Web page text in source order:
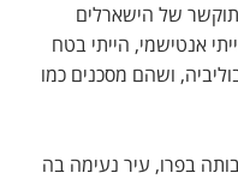
של הישארלים
אנטישמי, הייתי בטח
ושהם מסכנים כמו
בפרו, עיר נעימה בה